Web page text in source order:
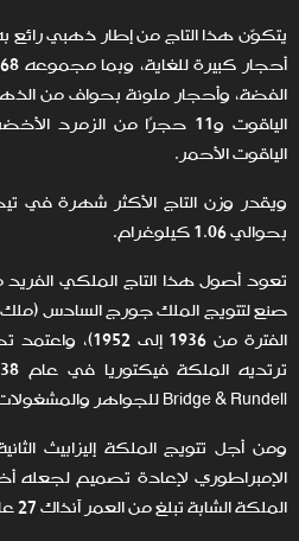
يتكوّن هذا التاج من إطار ذهبي رائع
الياقوت الأحمر.
ويقدر وزن التاج الأكثر شهرة في
بحوالي 1.06 كيلوغرام.
صنع لتتويج الملك جورج السادس (ملك
الفترة من 1936
Bridge & Rundell للجواهر والمشغولات الذهبية.
الإمبراطوري لإعادة تصميم لجعله
الملكة الشابة تبلغ من العمر آنذاك 27 عاماً فقط.